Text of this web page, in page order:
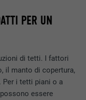
PER UN
di tetti. I fattori
il manto di copertura,
Per i tetti piani o a
essere